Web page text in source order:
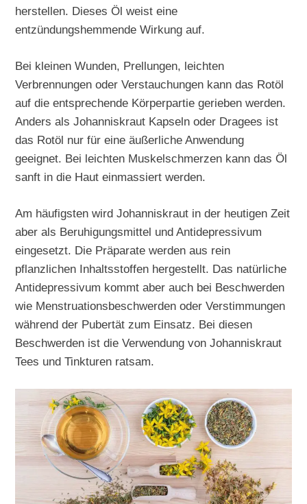
herstellen. Dieses Öl weist eine
entzündungshemmende Wirkung auf.
Bei kleinen Wunden, Prellungen, leichten
Verbrennungen oder Verstauchungen kann das Rotöl
auf die entsprechende Körperpartie gerieben werden.
Anders als Johanniskraut Kapseln oder Dragees ist
das Rotöl nur für eine äußerliche Anwendung
geeignet. Bei leichten Muskelschmerzen kann das Öl
sanft in die Haut einmassiert werden.
Am häufigsten wird Johanniskraut in der heutigen Zeit
aber als Beruhigungsmittel und Antidepressivum
eingesetzt. Die Präparate werden aus rein
pflanzlichen Inhaltsstoffen hergestellt. Das natürliche
Antidepressivum kommt aber auch bei Beschwerden
wie Menstruationsbeschwerden oder Verstimmungen
während der Pubertät zum Einsatz. Bei diesen
Beschwerden ist die Verwendung von Johanniskraut
Tees und Tinkturen ratsam.